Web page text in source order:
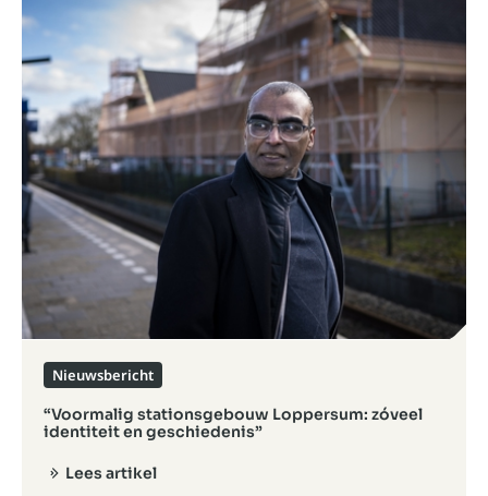
“Voormalig stationsgebouw Loppersum: zóveel
identiteit en geschiedenis”
Nieuwsbericht
Lees artikel